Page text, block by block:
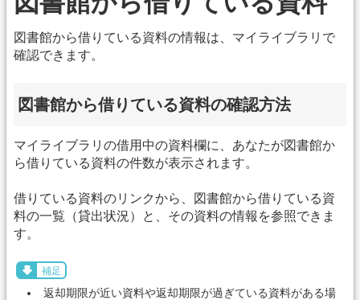
図書館から借りている資料の情報は、マイライブラリで
確認できます。
図書館から借りている資料の確認方法
マイライブラリの借用中の資料欄に、あなたが図書館か
ら借りている資料の件数が表示されます。
借りている資料のリンクから、図書館から借りている資
料の一覧（貸出状況）と、その資料の情報を参照できま
す。
補足
返却期限が近い資料や返却期限が過ぎている資料がある場